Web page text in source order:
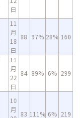
日
11
月
18
日
88 97% 28% 160
11
月
22
日
84 89% 6% 299
10
月
83 111% 6% 219